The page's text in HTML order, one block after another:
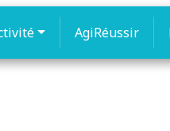
AgiRéussir